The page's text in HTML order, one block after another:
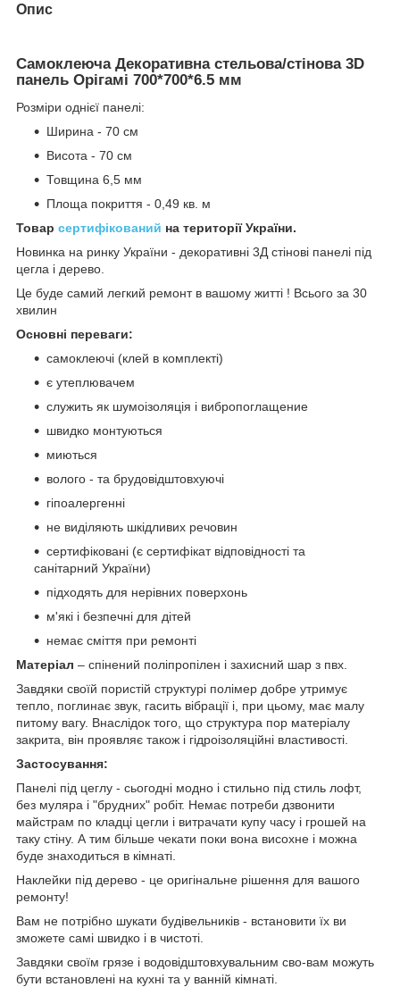
Опис
Самоклеюча Декоративна стельова/стінова 3D
панель Орігамі 700*700*6.5 мм
Розміри однієї панелі:
Ширина - 70 см
Висота - 70 см
Товщина 6,5 мм
Площа покриття - 0,49 кв. м
Товар сертифікований на території України.
Новинка на ринку України - декоративні 3Д стінові панелі під
цегла і дерево.
Це буде самий легкий ремонт в вашому житті ! Всього за 30
хвилин
Основні переваги:
самоклеючі (клей в комплекті)
є утеплювачем
служить як шумоізоляція і вибропоглащение
швидко монтуються
миються
волого - та брудовідштовхуючі
гіпоалергенні
не виділяють шкідливих речовин
сертифіковані (є сертифікат відповідності та
санітарний України)
підходять для нерівних поверхонь
м'які і безпечні для дітей
немає сміття при ремонті
Матеріал – спінений поліпропілен і захисний шар з пвх.
Завдяки своїй пористій структурі полімер добре утримує
тепло, поглинає звук, гасить вібрації і, при цьому, має малу
питому вагу. Внаслідок того, що структура пор матеріалу
закрита, він проявляє також і гідроізоляційні властивості.
Застосування:
Панелі під цеглу - сьогодні модно і стильно під стиль лофт,
без муляра і "брудних" робіт. Немає потреби дзвонити
майстрам по кладці цегли і витрачати купу часу і грошей на
таку стіну. А тим більше чекати поки вона висохне і можна
буде знаходиться в кімнаті.
Наклейки під дерево - це оригінальне рішення для вашого
ремонту!
Вам не потрібно шукати будівельників - встановити їх ви
зможете самі швидко і в чистоті.
Завдяки своїм грязе і водовідштовхувальним сво-вам можуть
бути встановлені на кухні та у ванній кімнаті.